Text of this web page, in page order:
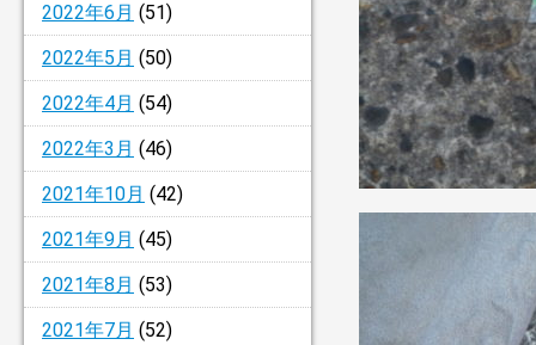
2022年6月 (51)
2022年5月 (50)
2022年4月 (54)
2022年3月 (46)
2021年10月 (42)
2021年9月 (45)
2021年8月 (53)
2021年7月 (52)